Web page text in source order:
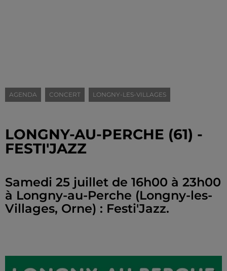
AGENDA CONCERT LONGNY-LES-VILLAGES
LONGNY-AU-PERCHE (61) -
FESTI'JAZZ
Samedi 25 juillet de 16h00 à 23h00
à Longny-au-Perche (Longny-les-
Villages, Orne) : Festi'Jazz.